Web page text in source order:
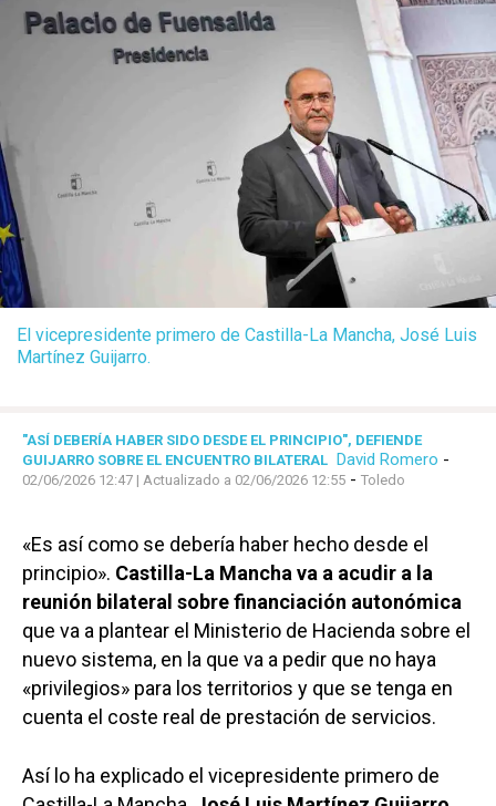
El vicepresidente primero de Castilla-La Mancha, José Luis
Martínez Guijarro.
"ASÍ DEBERÍA HABER SIDO DESDE EL PRINCIPIO", DEFIENDE
GUIJARRO SOBRE EL ENCUENTRO BILATERAL David Romero -
02/06/2026 12:47 | Actualizado a 02/06/2026 12:55 - Toledo
«Es así como se debería haber hecho desde el
principio». Castilla-La Mancha va a acudir a la
reunión bilateral sobre financiación autonómica
que va a plantear el Ministerio de Hacienda sobre el
nuevo sistema, en la que va a pedir que no haya
«privilegios» para los territorios y que se tenga en
cuenta el coste real de prestación de servicios.
Así lo ha explicado el vicepresidente primero de